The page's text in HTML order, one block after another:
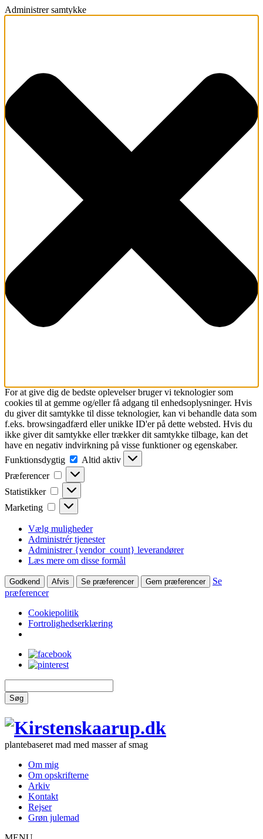
Administrer samtykke
For at give dig de bedste oplevelser bruger vi teknologier som
cookies til at gemme og/eller få adgang til enhedsoplysninger. Hvis
du giver dit samtykke til disse teknologier, kan vi behandle data som
f.eks. browsingadfærd eller unikke ID'er på dette websted. Hvis du
ikke giver dit samtykke eller trækker dit samtykke tilbage, kan det
have en negativ indvirkning på visse funktioner og egenskaber.
Funktionsdygtig
Funktionsdygtig
Altid aktiv
Præferencer
Præferencer
Statistikker Statistikker
Marketing Marketing
Vælg muligheder
Administrér tjenester
Administrer {vendor_count} leverandører
Læs mere om disse formål
Godkend Afvis Se præferencer Gem præferencer
Se
præferencer
Cookiepolitik
Fortrolighedserklæring
Søg
plantebaseret mad med masser af smag
Om mig
Om opskrifterne
Arkiv
Kontakt
Rejser
Grøn julemad